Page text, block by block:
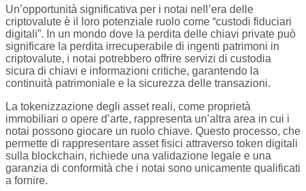
Un’opportunità significativa per i notai nell’era delle
criptovalute è il loro potenziale ruolo come “custodi fiduciari
digitali”. In un mondo dove la perdita delle chiavi private può
significare la perdita irrecuperabile di ingenti patrimoni in
criptovalute, i notai potrebbero offrire servizi di custodia
sicura di chiavi e informazioni critiche, garantendo la
continuità patrimoniale e la sicurezza delle transazioni.
La tokenizzazione degli asset reali, come proprietà
immobiliari o opere d’arte, rappresenta un’altra area in cui i
notai possono giocare un ruolo chiave. Questo processo, che
permette di rappresentare asset fisici attraverso token digitali
sulla blockchain, richiede una validazione legale e una
garanzia di conformità che i notai sono unicamente qualificati
a fornire.